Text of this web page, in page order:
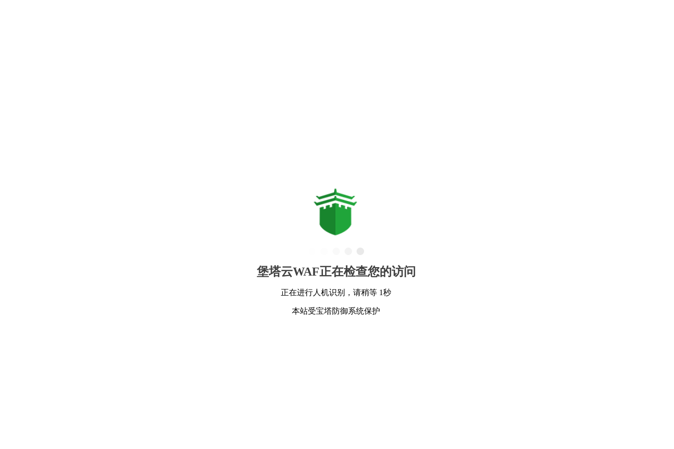
堡塔云WAF正在检查您的访问
正在进行人机识别，请稍等 1秒
本站受宝塔防御系统保护